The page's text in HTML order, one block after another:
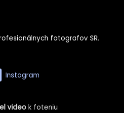
fotografov SR.
Instagram
video k foteniu